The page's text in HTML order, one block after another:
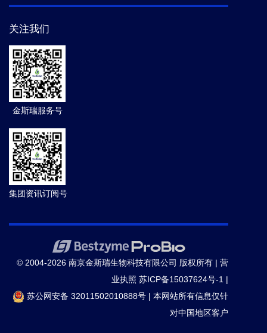
关注我们
金斯瑞服务号
集团资讯订阅号
© 2004-2026 南京金斯瑞生物科技有限公司 版权所有 | 营
业执照 苏ICP备15037624号-1 |
苏公网安备 32011502010888号 | 本网站所有信息仅针
对中国地区客户